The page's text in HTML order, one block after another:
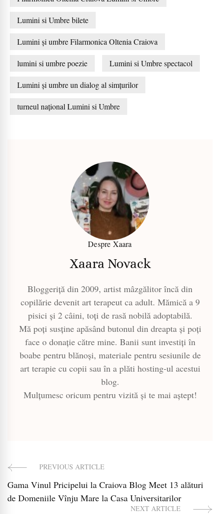
Lumini si Umbre bilete
Lumini și umbre Filarmonica Oltenia Craiova
lumini si umbre poezie Lumini si Umbre spectacol
Lumini și umbre un dialog al simțurilor
turneul național Lumini si Umbre
Despre Xaara
Xaara Novack
Bloggeriță din 2009, artist mâzgălitor încă din
copilărie devenit art terapeut ca adult. Mămică a 9
pisici și 2 câini, toți de rasă nobilă adoptabilă.
Mă poți susține apăsând butonul din dreapta și poți
face o donație către mine. Banii sunt investiți în
boabe pentru blănoși, materiale pentru sesiunile de
art terapie cu copii sau în a plăti hosting-ul acestui
blog.
Mulțumesc oricum pentru vizită și te mai aștept!
Post
Navigation
PREVIOUS ARTICLE
Gama Vinul Pricipelui la Craiova Blog Meet 13 alături
de Domeniile Vînju Mare la Casa Universitarilor
NEXT ARTICLE